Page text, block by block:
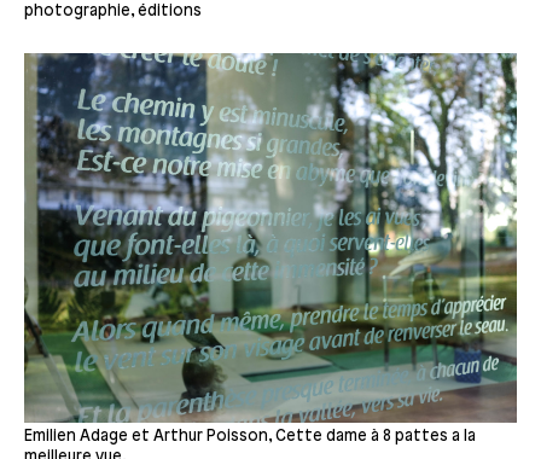
photographie, éditions
Emilien Adage et Arthur Poisson, Cette dame à 8 pattes a la